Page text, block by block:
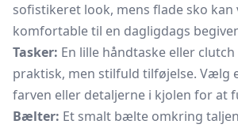
sofistikeret look, mens flade sko
komfortable til en dagligdags
Tasker: En lille håndtaske eller
praktisk, men stilfuld tilføjelse. Vælg
farven eller detaljerne i kjolen for at
Bælter: Et smalt bælte omkring